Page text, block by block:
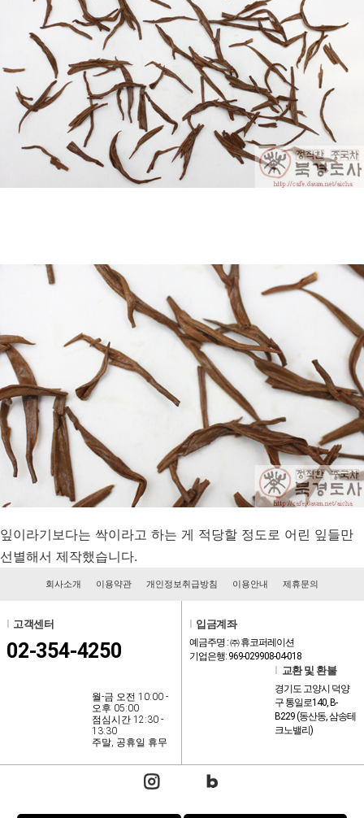
잎이라기보다는 싹이라고 하는 게 적당할 정도로 어린 잎들만
선별해서 제작했습니다.
회사소개 이용약관 개인정보취급방침 이용안내 제휴문의
고객센터
02-354-4250
월-금 오전 10:00 -
오후 05:00
점심시간 12:30 -
13:30
주말, 공휴일 휴무
입금계좌
예금주명 : ㈜ 휴코퍼레이션
기업은행: 969-029908-04-018
교환 및 환불
경기도 고양시 덕양
구 통일로140, B-
B229 (동산동, 삼송테
크노밸리)